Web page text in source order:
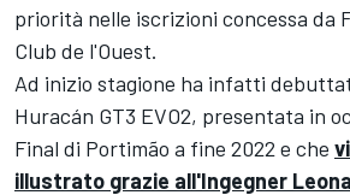
priorità nelle iscrizioni concessa da
Club de l'Ouest.
Ad inizio stagione ha infatti
Huracán GT3 EVO2, presentata in
Final di Portimão a fine 2022 e che
illustrato grazie all'Ingegner